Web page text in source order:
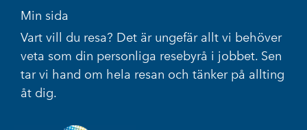
Min sida
Vart vill du resa? Det är ungefär allt vi behöver
veta som din personliga resebyrå i jobbet. Sen
tar vi hand om hela resan och tänker på allting
åt dig.